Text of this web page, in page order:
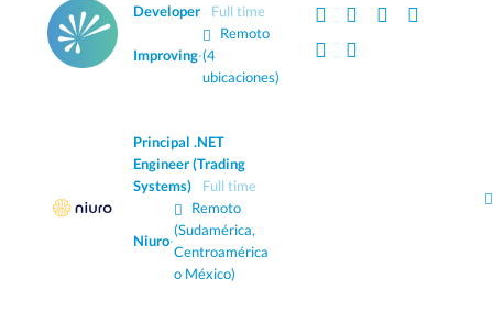
Developer
Full time
Improving·
Remoto
(4
ubicaciones)
Principal .NET
Engineer (Trading
Systems)
Full time
Niuro·
Remoto
(Sudamérica,
Centroamérica
o México)